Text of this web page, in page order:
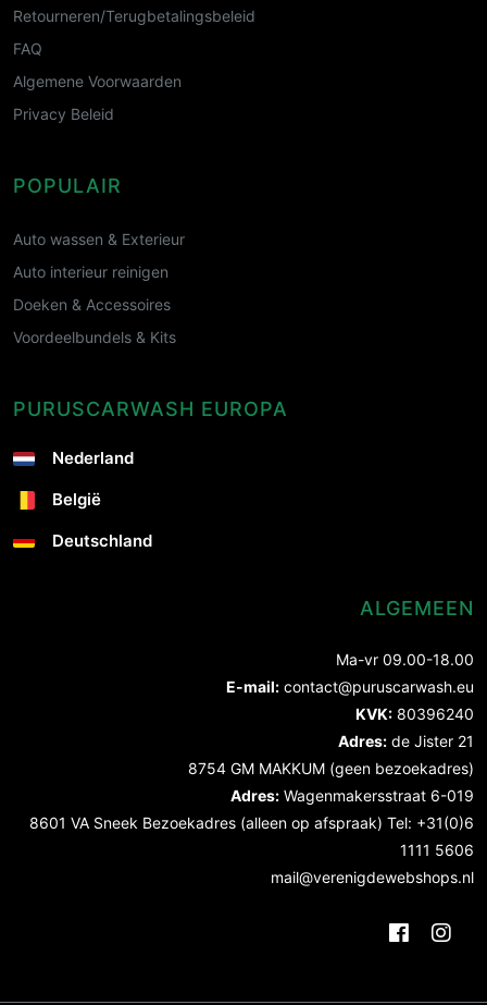
Retourneren/Terugbetalingsbeleid
FAQ
Algemene Voorwaarden
Privacy Beleid
POPULAIR
Auto wassen & Exterieur
Auto interieur reinigen
Doeken & Accessoires
Voordeelbundels & Kits
PURUSCARWASH EUROPA
Nederland
België
Deutschland
ALGEMEEN
Ma-vr 09.00-18.00
E-mail: contact@puruscarwash.eu
KVK: 80396240
Adres: de Jister 21
8754 GM MAKKUM (geen bezoekadres)
Adres: Wagenmakersstraat 6-019
8601 VA Sneek Bezoekadres (alleen op afspraak) Tel: +31(0)6
1111 5606
mail@verenigdewebshops.nl